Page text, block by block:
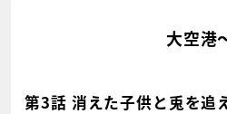
大空港
第3話 消えた子供と兎を追